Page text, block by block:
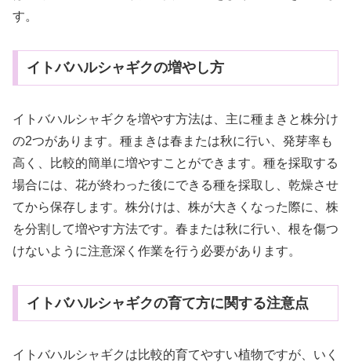
す。
イトバハルシャギクの増やし方
イトバハルシャギクを増やす方法は、主に種まきと株分け
の2つがあります。種まきは春または秋に行い、発芽率も
高く、比較的簡単に増やすことができます。種を採取する
場合には、花が終わった後にできる種を採取し、乾燥させ
てから保存します。株分けは、株が大きくなった際に、株
を分割して増やす方法です。春または秋に行い、根を傷つ
けないように注意深く作業を行う必要があります。
イトバハルシャギクの育て方に関する注意点
イトバハルシャギクは比較的育てやすい植物ですが、いく